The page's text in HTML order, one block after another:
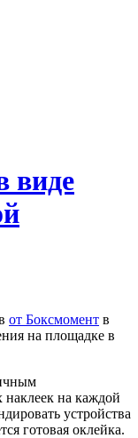
виде
от Боксмомент в
на площадке в
на каждой
устройства
готовая оклейка.